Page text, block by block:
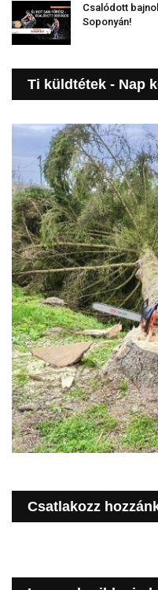
Csalódott
Soponyán!
Ti küldtétek - Nap
Csatlakozz